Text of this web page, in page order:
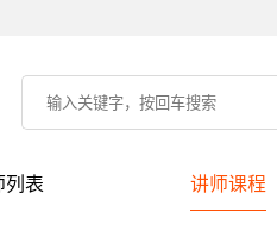
列表 讲师课程